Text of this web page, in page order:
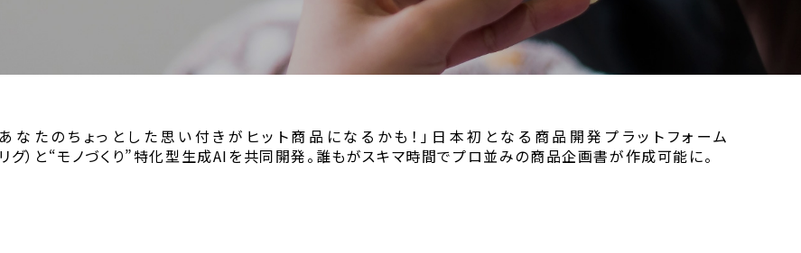
なたのちょっとした思い付きがヒット商品になるかも！」日本初となる商品開発プラットフォーム
リグ）と“モノづくり”特化型生成AIを共同開発。誰もがスキマ時間でプロ並みの商品企画書が作成可能に。